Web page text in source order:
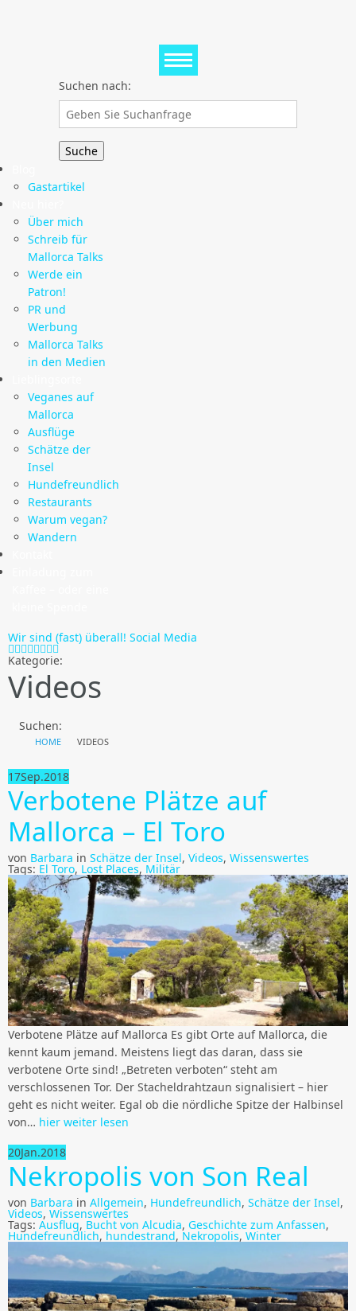
Suchen nach:
Gastartikel
Über mich
Schreib für
Mallorca Talks
Werde ein
Patron!
PR und
Werbung
Mallorca Talks
in den Medien
Veganes auf
Mallorca
Ausflüge
Schätze der
Insel
Hundefreundlich
Restaurants
Warum vegan?
Wandern
Wir sind (fast) überall! Social Media
Kategorie:
Videos
Suchen:
HOME VIDEOS
17Sep.2018
Verbotene Plätze auf
Mallorca – El Toro
von Barbara in Schätze der Insel, Videos, Wissenswertes
Tags: El Toro, Lost Places, Militär
Verbotene Plätze auf Mallorca Es gibt Orte auf Mallorca, die
kennt kaum jemand. Meistens liegt das daran, dass sie
verbotene Orte sind! „Betreten verboten“ steht am
verschlossenen Tor. Der Stacheldrahtzaun signalisiert – hier
geht es nicht weiter. Egal ob die nördliche Spitze der Halbinsel
von… hier weiter lesen
20Jan.2018
Nekropolis von Son Real
von Barbara in Allgemein, Hundefreundlich, Schätze der Insel,
Videos, Wissenswertes
Tags: Ausflug, Bucht von Alcudia, Geschichte zum Anfassen,
Hundefreundlich, hundestrand, Nekropolis, Winter